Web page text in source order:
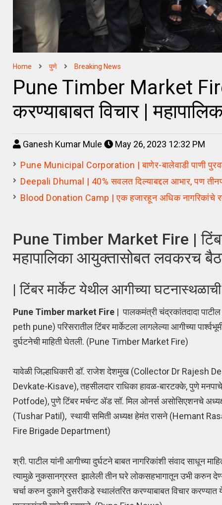
Home पुणे Breaking News
Pune Timber Market
करण्याबाबत विचार |
Ganesh Kumar Mule
May 26, 2023 12:32 PM
Pune Municipal Corporation | बाणेर-बालेवाडी पाणी
Deepali Dhumal | 40% सवलत दिल्याबद्दल आभार, पण
Blood Donation Camp | एक हजारहून अधिक नागरिकांचे
Pune Timber Market Fire | टिंबर
महापालिका आयुक्तासोबत लवकरच
| टिंबर मार्केट येथील आगीच्या
Pune Timber market Fire | पालकमंत्री चंद्रकांतदादा
peth pune) परिसरातील टिंबर मार्केटला लागलेल्या आगीच्या
दुर्घटनेची माहिती घेतली. (Pune Timber Market Fire)
यावेळी जिल्हाधिकारी डॉ. राजेश देशमुख (Collector Dr Rajesh
Devkate-Kisave), तहसीलदार राधिका हावळ-बारटक्के, पुणे
Potfode), पुणे टिंबर मर्चन्ट ॲड सॉ. मिल ओनर्स असोसिएशनचे अध्यक्ष
(Tushar Patil), स्थायी समिती अध्यक्ष हेमंत रासने (Hemant
Fire Brigade Department)
श्री. पाटील यांनी आगीच्या दुर्घटने बाबत नागरिकांशी संवाद साधून
त्यामुळे नुकसानग्रस्त झालेली तीन घरे लोकसहभागातून उभी करुन
चर्चा करुन दुकाने दुसरीकडे स्थालंतरित करण्याबाबत विचार